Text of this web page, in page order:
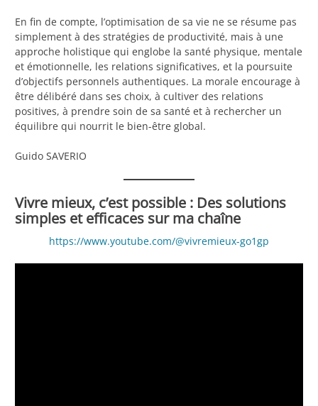
En fin de compte, l’optimisation de sa vie ne se résume pas
simplement à des stratégies de productivité, mais à une
approche holistique qui englobe la santé physique, mentale
et émotionnelle, les relations significatives, et la poursuite
d’objectifs personnels authentiques. La morale encourage à
être délibéré dans ses choix, à cultiver des relations
positives, à prendre soin de sa santé et à rechercher un
équilibre qui nourrit le bien-être global.
Guido SAVERIO
Vivre mieux, c’est possible : Des solutions
simples et efficaces sur ma chaîne
https://www.youtube.com/@vivremieux-go1gp